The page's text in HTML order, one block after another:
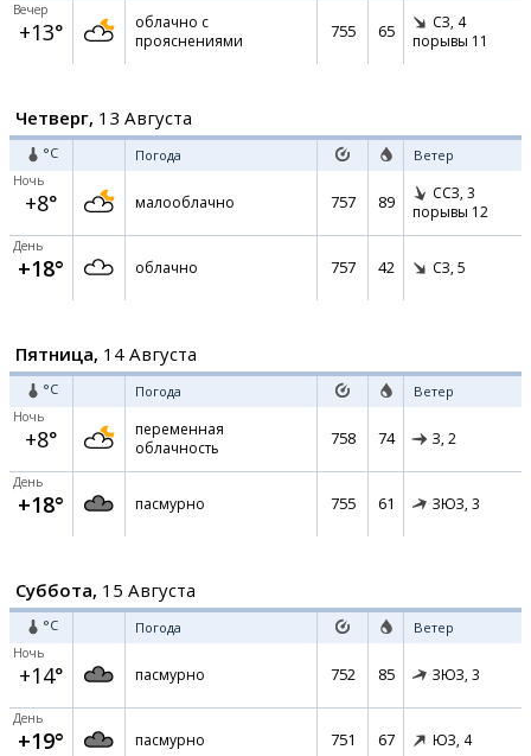
Вечер
+13°
облачно с
прояснениями
755 65 СЗ, 4
порывы 11
Четверг, 13 Августа
°C Погода Ветер
Ночь
+8° малооблачно 757 89 ССЗ, 3
порывы 12
День
+18° облачно 757 42 СЗ, 5
Пятница, 14 Августа
°C Погода Ветер
Ночь
+8°
переменная
облачность
758 74 З, 2
День
+18° пасмурно 755 61 ЗЮЗ, 3
Суббота, 15 Августа
°C Погода Ветер
Ночь
+14° пасмурно 752 85 ЗЮЗ, 3
День
+19° пасмурно 751 67 ЮЗ, 4